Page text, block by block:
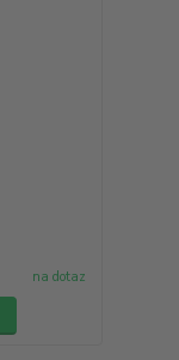
na dotaz